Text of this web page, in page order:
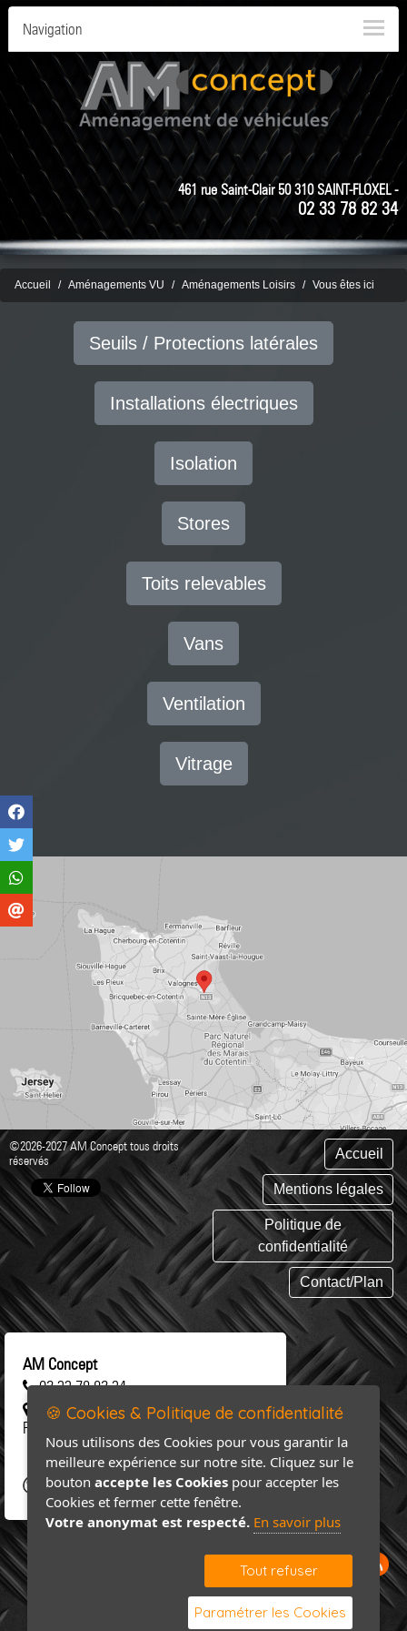
Navigation
461 rue Saint-Clair 50 310 SAINT-FLOXEL -
02 33 78 82 34
Accueil Aménagements VU Aménagements Loisirs Vous êtes ici
Seuils / Protections latérales
Installations électriques
Isolation
Stores
Toits relevables
Vans
Ventilation
Vitrage
©2026-2027 AM Concept tous droits
réservés
AM Concept
02 33 78 82 34
461 rue Saint-Clair 50 310 SAINT-
FLOXEL
Accueil
Mentions légales
Politique de
confidentialité
Contact/Plan
🍪 Cookies & Politique de confidentialité
Nous utilisons des Cookies pour vous garantir la
meilleure expérience sur notre site. Cliquez sur le
bouton accepte les Cookies pour accepter les
Cookies et fermer cette fenêtre.
Votre anonymat est respecté. En savoir plus
Tout refuser
Paramétrer les Cookies